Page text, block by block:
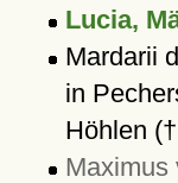
Lucia,
Mardarii
in
Höhlen
Maximus